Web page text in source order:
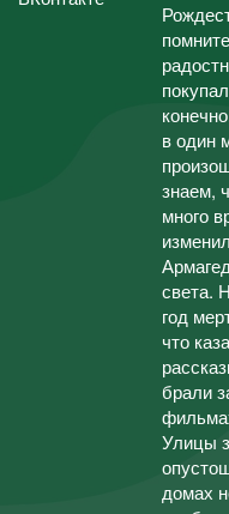
в один
знаем,
много
света.
год
что
брали
Улицы
домах